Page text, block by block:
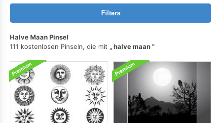
Filters
Halve Maan Pinsel
111 kostenlosen Pinseln, die mit
halve maan